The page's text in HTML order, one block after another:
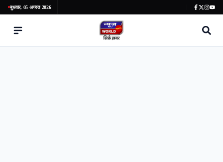
बुधवार, 05 अगस्त 2026